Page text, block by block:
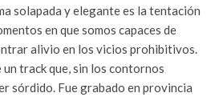
solapada y elegante es la tentación
en que somos capaces de
alivio en los vicios prohibitivos.
track que, sin los contornos
sórdido. Fue grabado en provincia